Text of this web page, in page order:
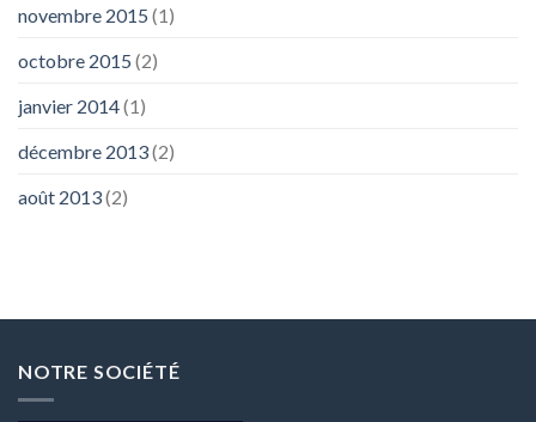
novembre 2015 (1)
octobre 2015 (2)
janvier 2014(1)
décembre 2013(2)
août 2013(2)
NOTRE SOCIÉTÉ